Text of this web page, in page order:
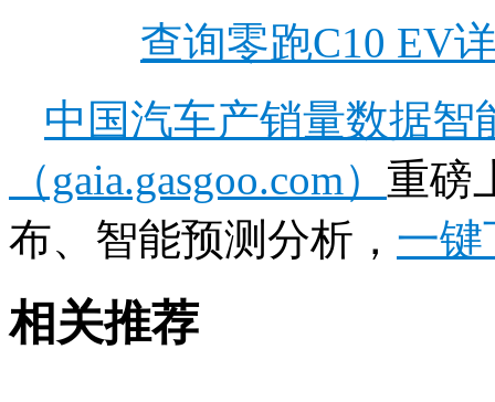
查询零跑C10 EV
中国汽车产销量数据
（gaia.gasgoo.com） 重磅
布、智能预测分析， 一键
相关推荐